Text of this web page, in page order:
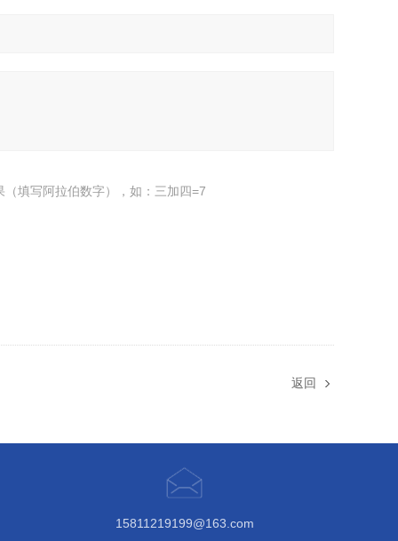
（填写阿拉伯数字），如：三加四=7
返回
15811219199@163.com